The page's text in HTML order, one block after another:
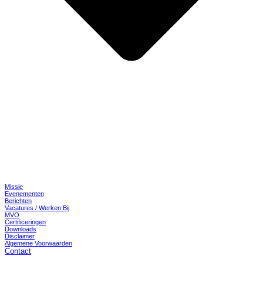
Missie
Evenementen
Berichten
Vacatures / Werken Bij
MVO
Certificeringen
Downloads
Disclaimer
Algemene Voorwaarden
Contact